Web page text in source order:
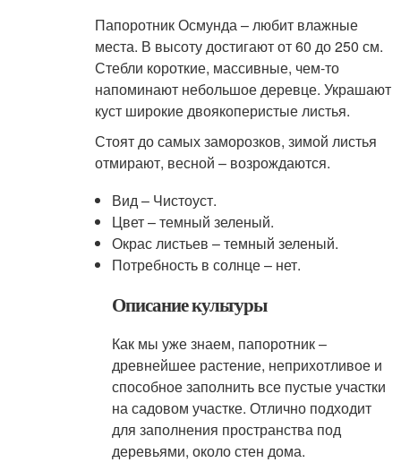
Папоротник Осмунда – любит влажные
места. В высоту достигают от 60 до 250 см.
Стебли короткие, массивные, чем-то
напоминают небольшое деревце. Украшают
куст широкие двоякоперистые листья.
Стоят до самых заморозков, зимой листья
отмирают, весной – возрождаются.
Вид – Чистоуст.
Цвет – темный зеленый.
Окрас листьев – темный зеленый.
Потребность в солнце – нет.
Описание культуры
Как мы уже знаем, папоротник –
древнейшее растение, неприхотливое и
способное заполнить все пустые участки
на садовом участке. Отлично подходит
для заполнения пространства под
деревьями, около стен дома.